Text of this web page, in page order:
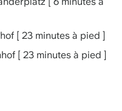
[ 23 minutes à pied ]
[ 23 minutes à pied ]